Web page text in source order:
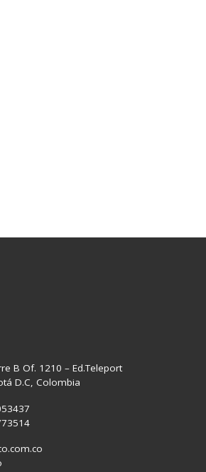
B Of. 1210 – Ed.Teleport
D.C, Colombia